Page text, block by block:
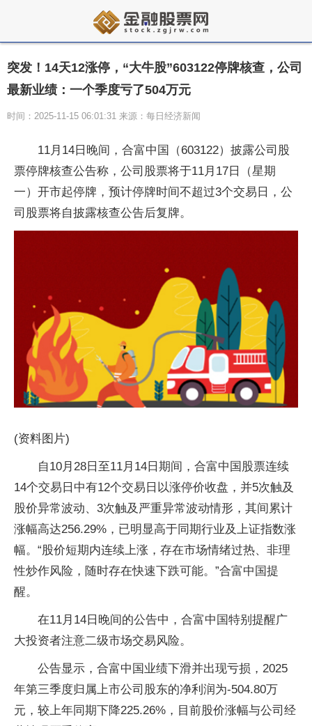
突发！14天12涨停，“大牛股”603122停牌核查，公司
最新业绩：一个季度亏了504万元
时间：2025-11-15 06:01:31 来源：每日经济新闻
11月14日晚间，合富中国（603122）披露公司股
票停牌核查公告称，公司股票将于11月17日（星期
一）开市起停牌，预计停牌时间不超过3个交易日，公
司股票将自披露核查公告后复牌。
(资料图片)
自10月28日至11月14日期间，合富中国股票连续
14个交易日中有12个交易日以涨停价收盘，并5次触及
股价异常波动、3次触及严重异常波动情形，其间累计
涨幅高达256.29%，已明显高于同期行业及上证指数涨
幅。“股价短期内连续上涨，存在市场情绪过热、非理
性炒作风险，随时存在快速下跌可能。”合富中国提
醒。
在11月14日晚间的公告中，合富中国特别提醒广
大投资者注意二级市场交易风险。
公告显示，合富中国业绩下滑并出现亏损，2025
年第三季度归属上市公司股东的净利润为-504.80万
元，较上年同期下降225.26%，目前股价涨幅与公司经